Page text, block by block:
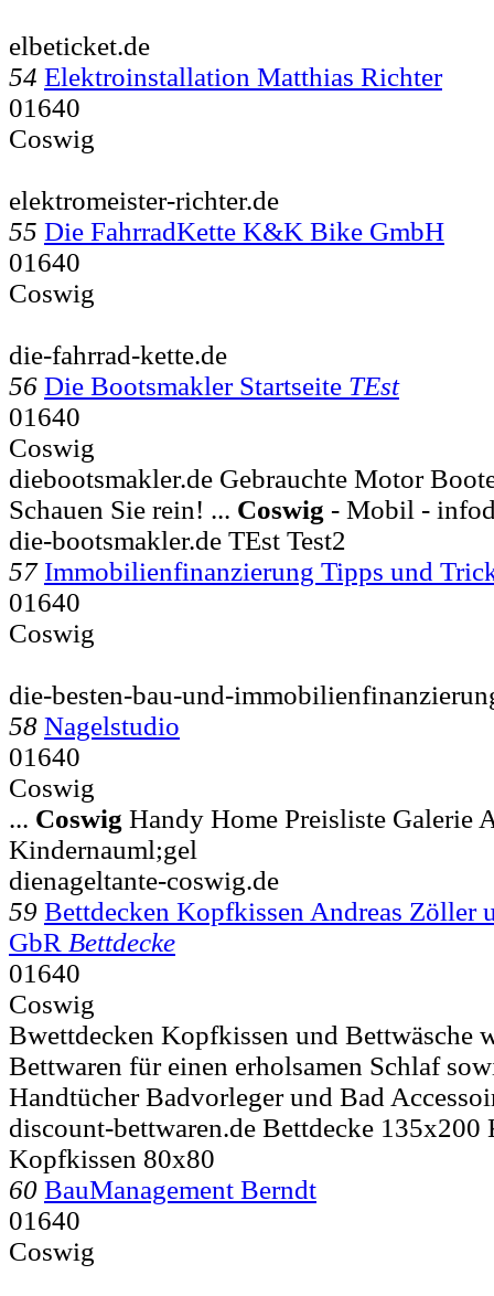
elbeticket.de
54 Elektroinstallation Matthias Richter
01640
Coswig
elektromeister-richter.de
55 Die FahrradKette K&K Bike GmbH
01640
Coswig
die-fahrrad-kette.de
56 Die Bootsmakler Startseite TEst
01640
Coswig
diebootsmakler.de Gebrauchte Motor
Schauen Sie rein! ... Coswig - Mobil -
die-bootsmakler.de TEst Test2
57 Immobilienfinanzierung Tipps und
01640
Coswig
die-besten-bau-und-
58 Nagelstudio
01640
Coswig
... Coswig Handy Home Preisliste Galerie
Kindernauml;gel
dienageltante-coswig.de
59 Bettdecken Kopfkissen Andreas Zöller
GbR Bettdecke
01640
Coswig
Bwettdecken Kopfkissen und Bettwäsche
Bettwaren für einen erholsamen Schlaf
Handtücher Badvorleger und Bad
discount-bettwaren.de Bettdecke
Kopfkissen 80x80
60 BauManagement Berndt
01640
Coswig